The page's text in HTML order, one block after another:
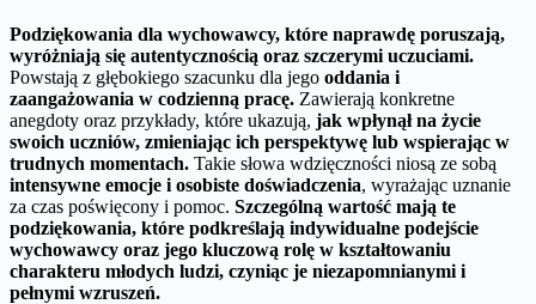
Podziękowania dla wychowawcy, które naprawdę poruszają,
wyróżniają się autentycznością oraz szczerymi uczuciami.
Powstają z głębokiego szacunku dla jego oddania i
zaangażowania w codzienną pracę. Zawierają konkretne
anegdoty oraz przykłady, które ukazują, jak wpłynął na życie
swoich uczniów, zmieniając ich perspektywę lub wspierając w
trudnych momentach. Takie słowa wdzięczności niosą ze sobą
intensywne emocje i osobiste doświadczenia, wyrażając uznanie
za czas poświęcony i pomoc. Szczególną wartość mają te
podziękowania, które podkreślają indywidualne podejście
wychowawcy oraz jego kluczową rolę w kształtowaniu
charakteru młodych ludzi, czyniąc je niezapomnianymi i
pełnymi wzruszeń.